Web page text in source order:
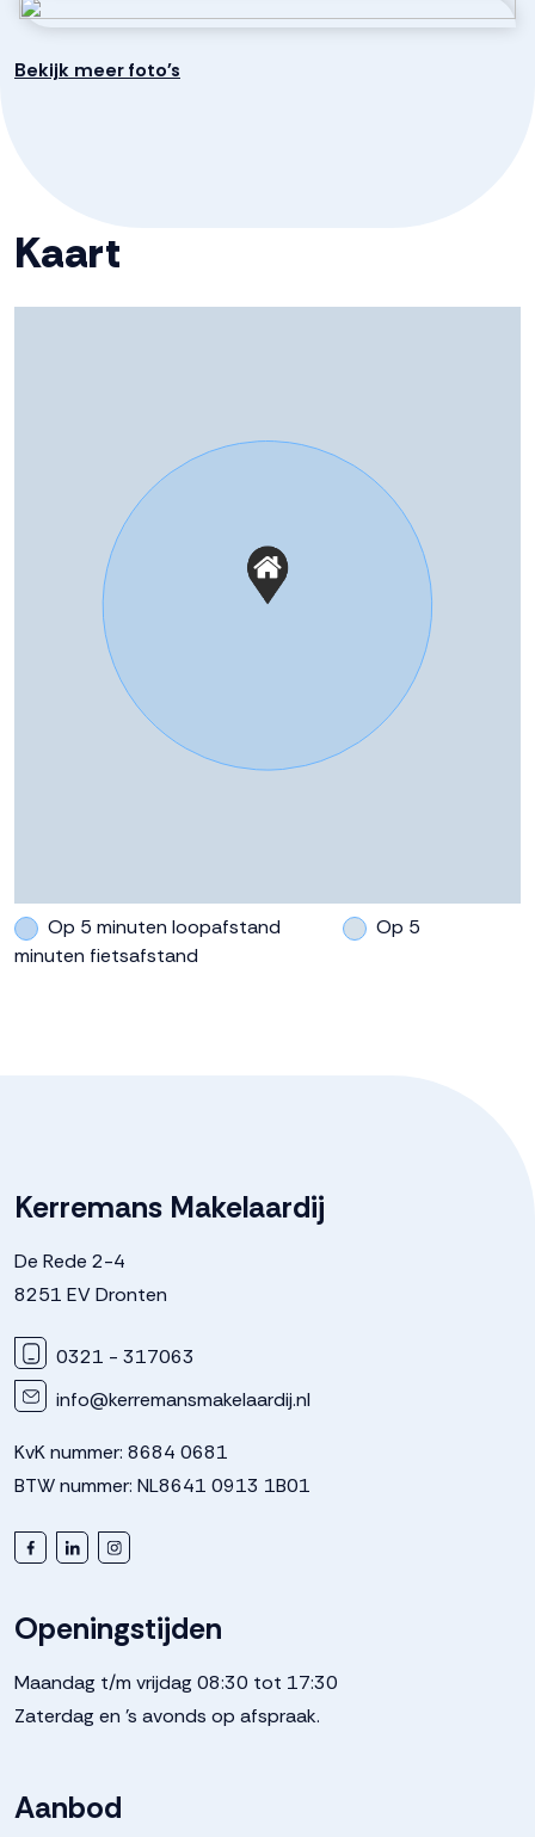
Deze informatie is door ons met de nodige
opteren voor een belaste levering
Bekijk meer foto's
Kaart
Op 5 minuten loopafstand
Op 5
minuten fietsafstand
Kerremans Makelaardij
De Rede 2-4
8251 EV Dronten
0321 - 317063
info@kerremansmakelaardij.nl
KvK nummer: 8684 0681
BTW nummer: NL8641 0913 1B01
Openingstijden
Maandag t/m vrijdag 08:30 tot 17:30
Zaterdag en 's avonds op afspraak.
Aanbod